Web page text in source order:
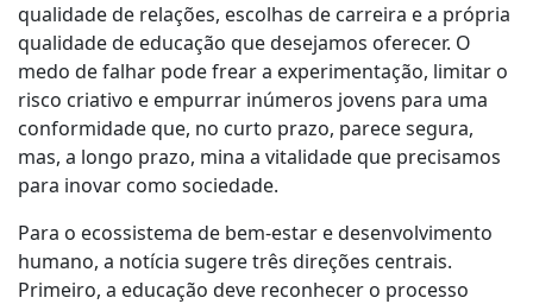
qualidade de relações, escolhas de carreira e a própria
qualidade de educação que desejamos oferecer. O
medo de falhar pode frear a experimentação, limitar o
risco criativo e empurrar inúmeros jovens para uma
conformidade que, no curto prazo, parece segura,
mas, a longo prazo, mina a vitalidade que precisamos
para inovar como sociedade.
Para o ecossistema de bem-estar e desenvolvimento
humano, a notícia sugere três direções centrais.
Primeiro, a educação deve reconhecer o processo